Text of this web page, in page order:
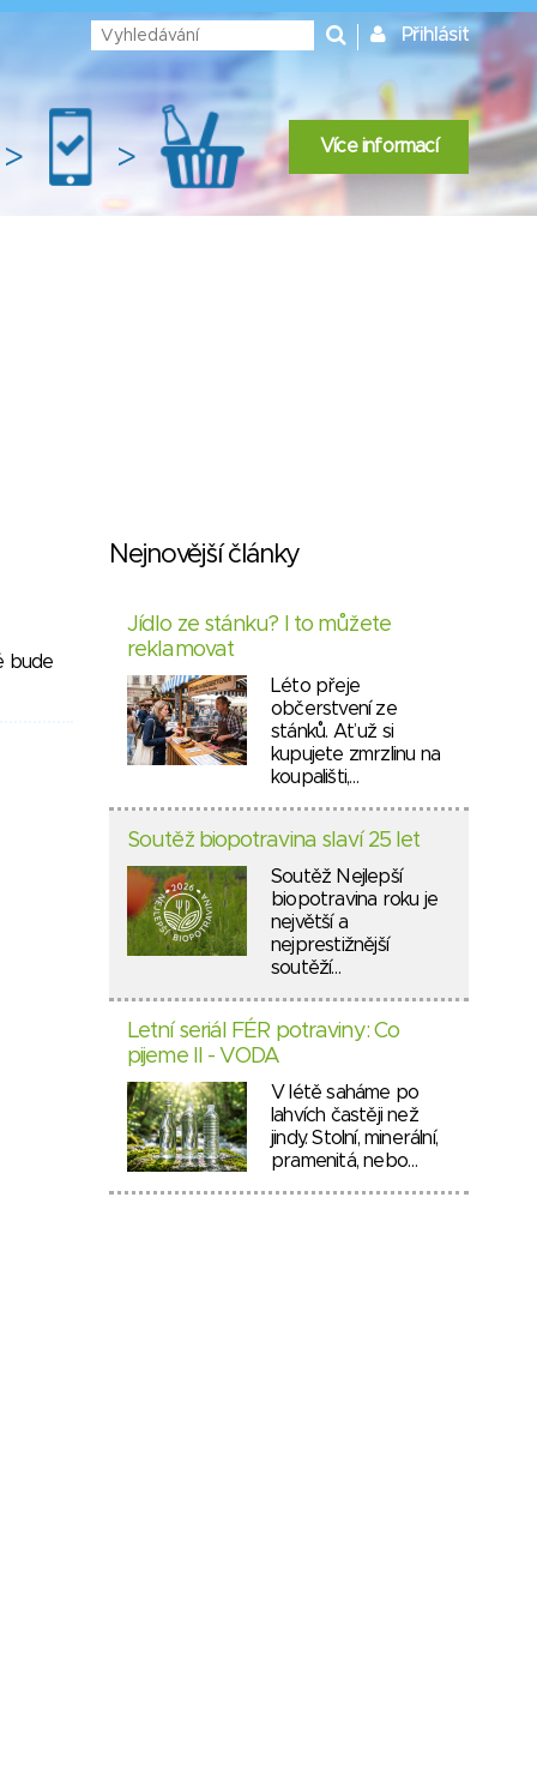
Přihlásit
> > Více informací
bude
Nejnovější články
Jídlo ze stánku? I to můžete
reklamovat
Léto přeje
občerstvení ze
stánků. Ať už si
kupujete zmrzlinu na
koupališti,…
Soutěž biopotravina slaví 25 let
Soutěž Nejlepší
biopotravina roku je
největší a
nejprestižnější
soutěží…
Letní seriál FÉR potraviny: Co
pijeme II - VODA
V létě saháme po
lahvích častěji než
jindy. Stolní, minerální,
pramenitá, nebo…